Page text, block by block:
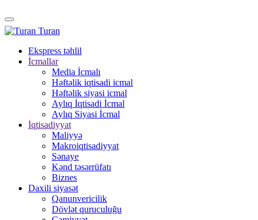
Turan
Ekspress təhlil
İcmallar
Media İcmalı
Həftəlik iqtisadi icmal
Həftəlik siyasi icmal
Aylıq İqtisadi İcmal
Aylıq Siyasi İcmal
İqtisadiyyat
Maliyyə
Makroiqtisadiyyat
Sənaye
Kənd təsərrüfatı
Biznes
Daxili siyasət
Qanunvericilik
Dövlət quruculuğu